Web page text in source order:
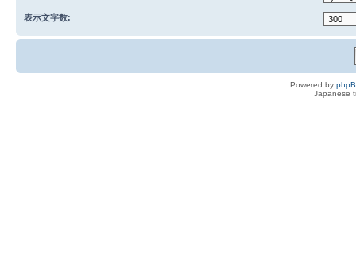
表示文字数:
Powered by
Japanese